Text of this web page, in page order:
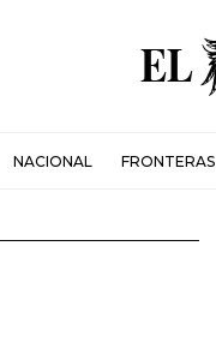
NACIONAL FRONTERAS